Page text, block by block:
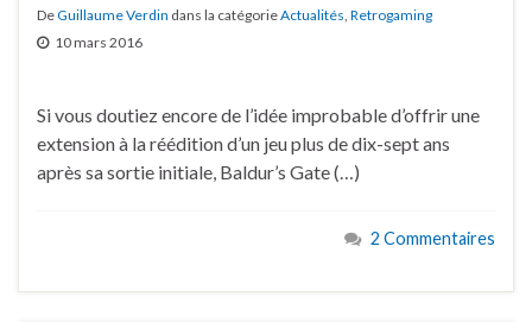
DeGuillaume Verdin dans la catégorieActualités Retrogaming
10 mars 2016
Si vous doutiez encore de l’idée improbable d’offrir une
extension à la réédition d’un jeu plus de dix-sept ans
après sa sortie initiale, Baldur’s Gate (…)
2 Commentaires